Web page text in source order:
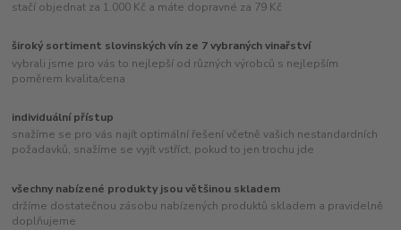
stačí objednat za 1.000 Kč a máte dopravné za 79 Kč
široký sortiment slovinských vín ze 7 vybraných vinařství
vybrali jsme pro vás to nejlepší od různých výrobců s nejlepším
poměrem kvalita/cena
individuální přístup
snažíme se pro vás najít optimální řešení včetně vašich nestandardních
požadavků, snažíme se vyjít vstříct, pokud to jen trochu jde
všechny nabízené produkty jsou většinou skladem
držíme dostatečnou zásobu nabízených produktů skladem a pravidelně
doplňujeme